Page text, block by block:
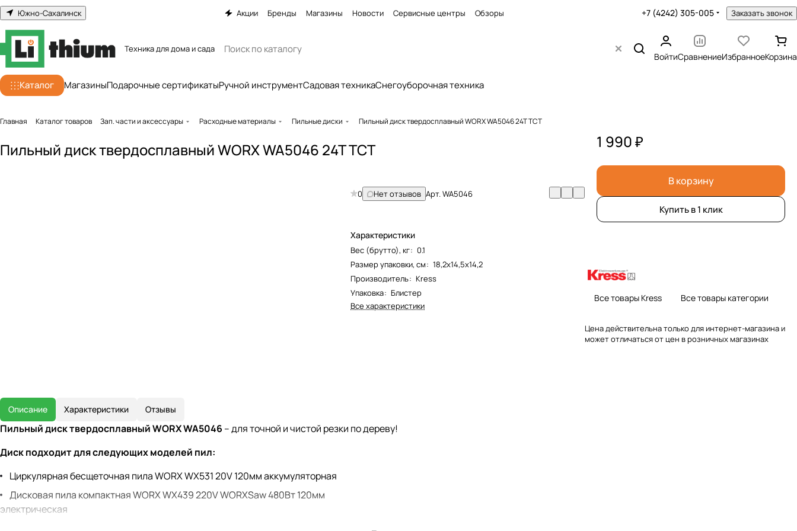
Южно-Сахалинск Акции Бренды Магазины Новости Сервисные центры Обзоры +7 (4242) 305-005 Заказать звонок
Техника для дома и сада
ВойтиСравнениеИзбранноеКорзина
Каталог МагазиныПодарочные сертификатыРучной инструментСадовая техникаСнегоуборочная техника
Главная Каталог товаров Зап. части и аксессуары Расходные материалы Пильные диски Пильный диск твердосплавный WORX WA5046 24T TCT
Пильный диск твердосплавный WORX WA5046 24T TCT
0 Нет отзывов Арт.WA5046
Характеристики
Вес (брутто), кг: 0.1
Размер упаковки, см: 18,2х14,5х14,2
Производитель: Kress
Упаковка: Блистер
Все характеристики
1 990 ₽
В корзину
Купить в 1 клик
Все товары Kress Все товары категории
Цена действительна только для интернет-магазина и
может отличаться от цен в розничных магазинах
Описание Характеристики Отзывы
Пильный диск твердосплавный WORX WA5046 – для точной и чистой резки по дереву!
Диск подходит для следующих моделей пил:
Циркулярная бесщеточная пила WORX WX531 20V 120мм аккумуляторная
Дисковая пила компактная WORX WX439 220V WORXSaw 480Вт 120мм
электрическая